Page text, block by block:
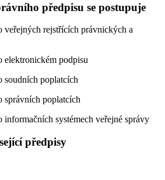
předpisu se postupuje
veřejných rejstřících právnických a
elektronickém podpisu
soudních poplatcích
správních poplatcích
informačních systémech veřejné správy
předpisy